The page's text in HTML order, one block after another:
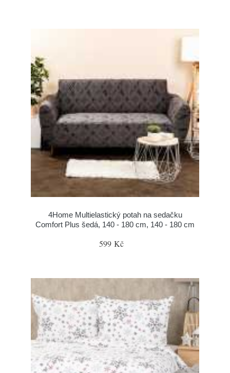
4Home Multielastický potah na sedačku
Comfort Plus šedá, 140 - 180 cm, 140 - 180 cm
599 Kč